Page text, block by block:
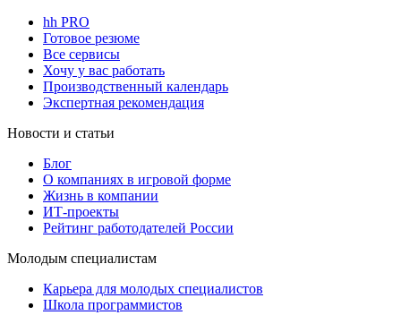
hh PRO
Готовое резюме
Все сервисы
Хочу у вас работать
Производственный календарь
Экспертная рекомендация
Новости и статьи
Блог
О компаниях в игровой форме
Жизнь в компании
ИТ-проекты
Рейтинг работодателей России
Молодым специалистам
Карьера для молодых специалистов
Школа программистов